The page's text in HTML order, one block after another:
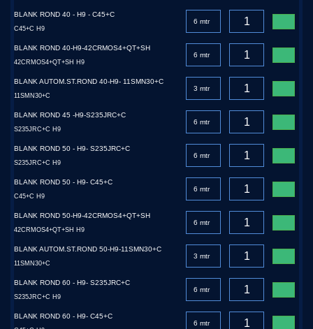
BLANK ROND 40 - H9 - C45+C
C45+C H9
BLANK ROND 40-H9-42CRMOS4+QT+SH
42CRMOS4+QT+SH H9
BLANK AUTOM.ST.ROND 40-H9- 11SMN30+C
11SMN30+C
BLANK ROND 45 -H9-S235JRC+C
S235JRC+C H9
BLANK ROND 50 - H9- S235JRC+C
S235JRC+C H9
BLANK ROND 50 - H9- C45+C
C45+C H9
BLANK ROND 50-H9-42CRMOS4+QT+SH
42CRMOS4+QT+SH H9
BLANK AUTOM.ST.ROND 50-H9-11SMN30+C
11SMN30+C
BLANK ROND 60 - H9- S235JRC+C
S235JRC+C H9
BLANK ROND 60 - H9- C45+C